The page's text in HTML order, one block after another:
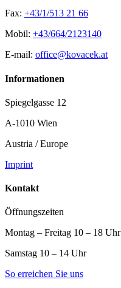
Fax: +43/1/513 21 66
Mobil: +43/664/2123140
E-mail: office@kovacek.at
Informationen
Spiegelgasse 12
A-1010 Wien
Austria / Europe
Imprint
Kontakt
Öffnungszeiten
Montag – Freitag 10 – 18 Uhr
Samstag 10 – 14 Uhr
So erreichen Sie uns